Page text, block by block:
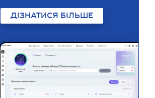
ДІЗНАТИСЯ БІЛЬШЕ